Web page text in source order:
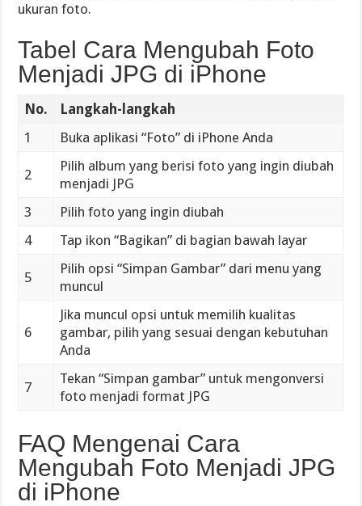
ukuran foto.
Tabel Cara Mengubah Foto
Menjadi JPG di iPhone
No.
Langkah-langkah
1
Buka aplikasi “Foto” di iPhone Anda
2
Pilih album yang berisi foto yang ingin diubah
menjadi JPG
3
Pilih foto yang ingin diubah
4
Tap ikon “Bagikan” di bagian bawah layar
5
Pilih opsi “Simpan Gambar” dari menu yang
muncul
6
Jika muncul opsi untuk memilih kualitas
gambar, pilih yang sesuai dengan kebutuhan
Anda
7
Tekan “Simpan gambar” untuk mengonversi
foto menjadi format JPG
FAQ Mengenai Cara
Mengubah Foto Menjadi JPG
di iPhone